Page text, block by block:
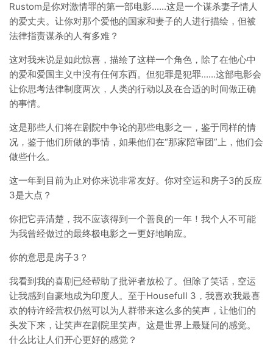
Rustom是你对激情罪的第一部电影......这是一个谋杀妻子情人
的爱丈夫。让你对那个爱他的国家和妻子的人进行描绘，但被
法律指责谋杀的人有多难？
这对我来说是如此惊喜，描绘了这样一个角色，除了在他心中
的爱和爱国主义中没有任何东西。但犯罪是犯罪......这部电影会
让你思考法律制度两次，人类的行动以及在合适的时间做正确
的事情。
这是那些人们将在剧院中争论的那些电影之一，鉴于同样的情
况，鉴于他们所做的事情，如果他们在“那家陪审团”上，他们会
做些什么。
这一年到目前为止对你来说非常友好。你对空运和房子3的反应
3是大点？
你把它弄清楚，我不应该得到一个善良的一年！我个人不可能
为我曾经做过的最终极电影之一更好地响应。
你的意思是房子3？
我看到我的喜剧已经帮助了批评者放松了。但除了笑话，空运
让我感到自豪地成为印度人。至于Housefull 3，我喜欢我最喜
欢的特许经营权仍然可以为人群带来这么多的笑声，让他们的
头发下来，让笑声在剧院里笑声。这是世界上最疑问的感觉。
什么比让人们开心更好的感觉？